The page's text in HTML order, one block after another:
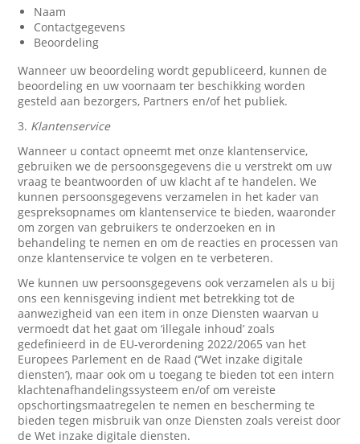
Naam
Contactgegevens
Beoordeling
Wanneer uw beoordeling wordt gepubliceerd, kunnen de
beoordeling en uw voornaam ter beschikking worden
gesteld aan bezorgers, Partners en/of het publiek.
3. Klantenservice
Wanneer u contact opneemt met onze klantenservice,
gebruiken we de persoonsgegevens die u verstrekt om uw
vraag te beantwoorden of uw klacht af te handelen. We
kunnen persoonsgegevens verzamelen in het kader van
gespreksopnames om klantenservice te bieden, waaronder
om zorgen van gebruikers te onderzoeken en in
behandeling te nemen en om de reacties en processen van
onze klantenservice te volgen en te verbeteren.
We kunnen uw persoonsgegevens ook verzamelen als u bij
ons een kennisgeving indient met betrekking tot de
aanwezigheid van een item in onze Diensten waarvan u
vermoedt dat het gaat om ‘illegale inhoud’ zoals
gedefinieerd in de EU-verordening 2022/2065 van het
Europees Parlement en de Raad (‘’Wet inzake digitale
diensten’), maar ook om u toegang te bieden tot een intern
klachtenafhandelingssysteem en/of om vereiste
opschortingsmaatregelen te nemen en bescherming te
bieden tegen misbruik van onze Diensten zoals vereist door
de Wet inzake digitale diensten.